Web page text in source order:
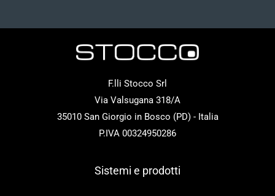
F.lli Stocco Srl
Via Valsugana 318/A
35010 San Giorgio in Bosco (PD) - Italia
P.IVA 00324950286
Sistemi e prodotti